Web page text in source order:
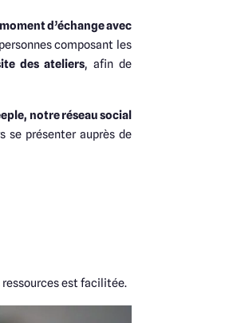
d’échange avec
composant les
des ateliers, afin de
notre réseau social
se présenter auprès de
est facilitée.